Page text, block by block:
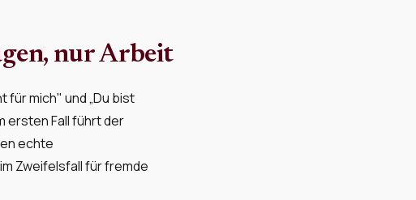
nur Arbeit
für mich" und „Du bist
ersten Fall führt der
echte
Zweifelsfall für fremde